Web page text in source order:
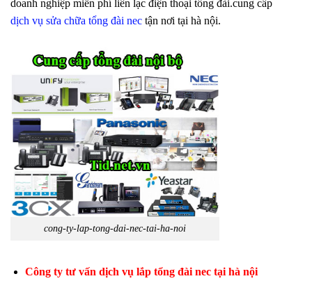
doanh nghiệp miễn phí liên lạc điện thoại tổng đài.cung cấp
dịch vụ sửa chữa tổng đài nec tận nơi tại hà nội.
cong-ty-lap-tong-dai-nec-tai-ha-noi
Công ty tư vấn dịch vụ lắp tổng đài nec tại hà nội